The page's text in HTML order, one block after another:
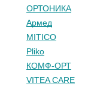
ОРТОНИКА
Армед
MITICO
Pliko
КОМФ-ОРТ
VITEA CARE